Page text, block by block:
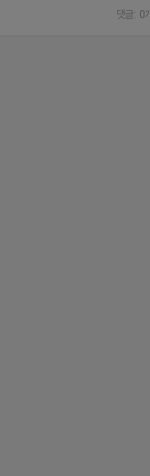
댓글: 0개